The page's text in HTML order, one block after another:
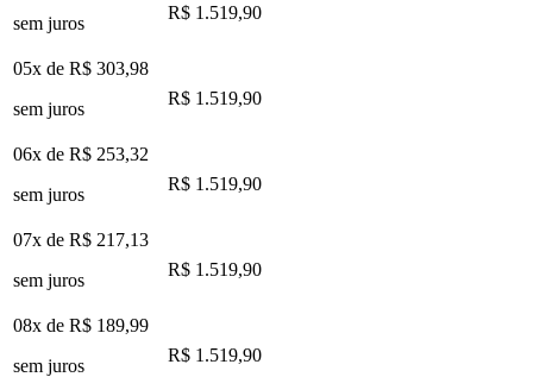
sem juros
R$ 1.519,90
05x de R$ 303,98
sem juros
R$ 1.519,90
06x de R$ 253,32
sem juros
R$ 1.519,90
07x de R$ 217,13
sem juros
R$ 1.519,90
08x de R$ 189,99
sem juros
R$ 1.519,90